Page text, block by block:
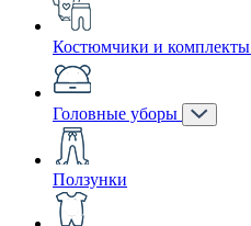
Костюмчики и комплекты
Головные уборы
Ползунки